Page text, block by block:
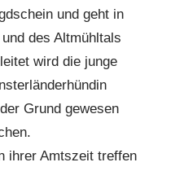
und geht in
des Altmühltals
wird die junge
Grund gewesen
ihrer Amtszeit treffen